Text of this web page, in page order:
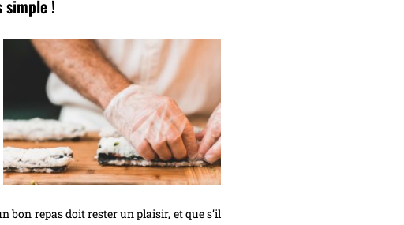
simple !
bon repas doit rester un plaisir, et que s’il